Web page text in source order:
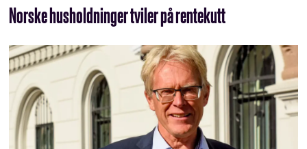
Norske husholdninger tviler på rentekutt